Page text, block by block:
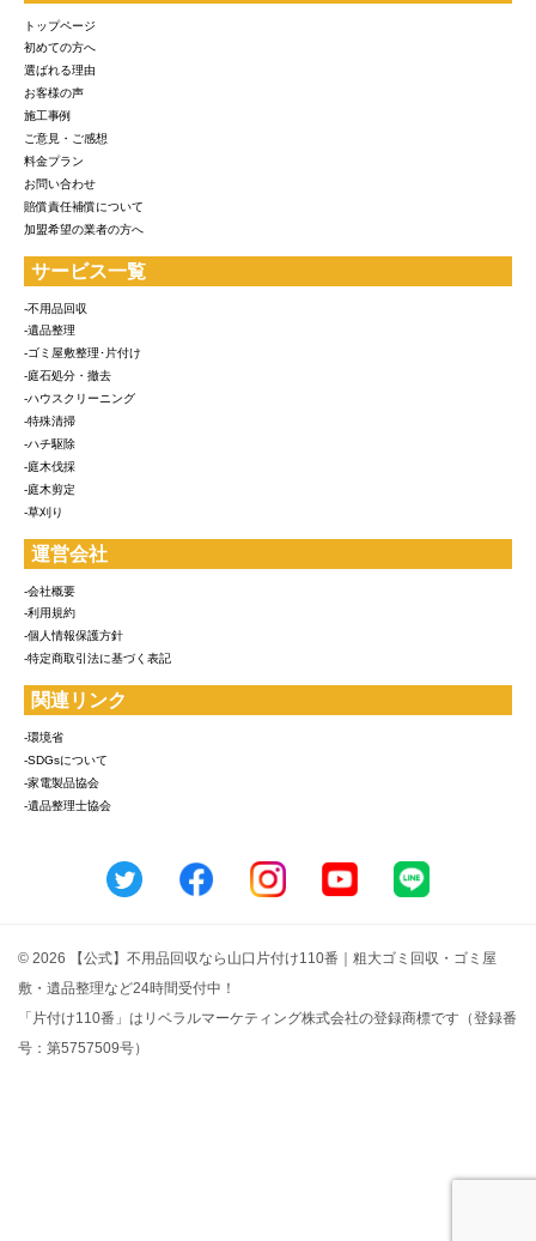
トップページ
初めての方へ
選ばれる理由
お客様の声
施工事例
ご意見・ご感想
料金プラン
お問い合わせ
賠償責任補償について
加盟希望の業者の方へ
サービス一覧
-不用品回収
-遺品整理
-ゴミ屋敷整理･片付け
-庭石処分・撤去
-ハウスクリーニング
-特殊清掃
-ハチ駆除
-庭木伐採
-庭木剪定
-草刈り
運営会社
-会社概要
-利用規約
-個人情報保護方針
-特定商取引法に基づく表記
関連リンク
-環境省
-SDGsについて
-家電製品協会
-遺品整理士協会
© 2026 【公式】不用品回収なら山口片付け110番｜粗大ゴミ回収・ゴミ屋
敷・遺品整理など24時間受付中！
「片付け110番」はリベラルマーケティング株式会社の登録商標です（登録番
号：第5757509号）